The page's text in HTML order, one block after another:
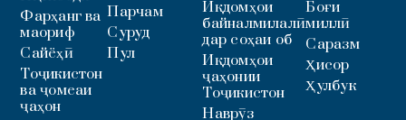
Фарҳанг ва
маориф
Сайёҳӣ
Тоҷикистон
ва ҷомеаи
ҷаҳон
Парчам
Суруд
Пул
Иқдомҳои
байналмилалӣ
дар соҳаи об
Иқдомҳои
ҷаҳонии
Тоҷикистон
Наврӯз
Боғи
миллӣ
Саразм
Ҳисор
Ҳулбук